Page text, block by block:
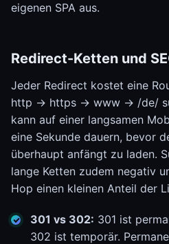
eigenen SPA aus.
Redirect-Ketten und
Jeder Redirect kostet eine
http -> https -> www -> /de/
kann auf einer langsamen
eine Sekunde dauern, bevor
überhaupt anfängt zu laden.
lange Ketten zudem negativ
Hop einen kleinen Anteil der
301 vs 302: 301 ist
302 ist temporär.